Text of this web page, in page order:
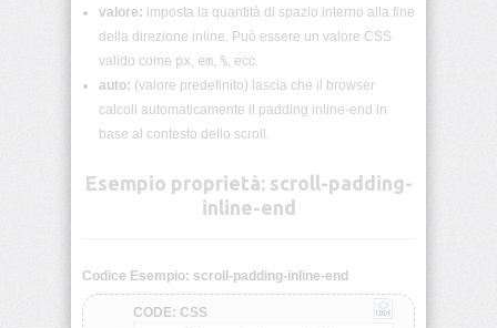
Commenti
accent-
align-
items
valore: imposta la quantità di spazio interno alla fine
della direzione inline. Può essere un valore CSS
valido come px, em, %, ecc.
auto: (valore predefinito) lascia che il browser
calcoli automaticamente il padding inline-end in
base al contesto dello scroll.
Esempio proprietà: scroll-padding-
inline-end
Codice Esempio: scroll-padding-inline-end
CODE: CSS